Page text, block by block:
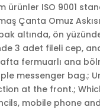
ürünler ISO 9001
Çanta Omuz
altında, ön
3 adet fileli cep,
fermuarlı ana
messenger bag.;
at the front.;
mobile phone